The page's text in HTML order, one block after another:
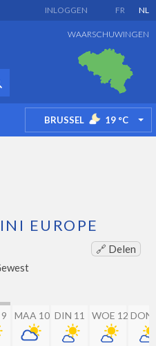
FR NL
INLOGGEN
WAARSCHUWINGEN
BRUSSEL 19 °C
EUROPE
🔗 Delen
MAA 10 DIN 11 WOE 12 DON